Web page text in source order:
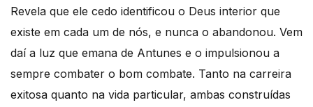
Revela que ele cedo identificou o Deus interior que
existe em cada um de nós, e nunca o abandonou. Vem
daí a luz que emana de Antunes e o impulsionou a
sempre combater o bom combate. Tanto na carreira
exitosa quanto na vida particular, ambas construídas